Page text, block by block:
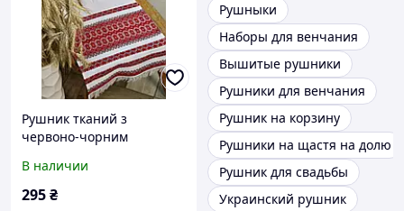
Рушник тканий з
червоно-чорним
0,36м.)
В наличии
295₴
Рушныки
Наборы для венчания
Вышитые рушники
Рушники для венчания
Рушник на корзину
Рушники на щастя на долю
Рушник для свадьбы
Украинский рушник